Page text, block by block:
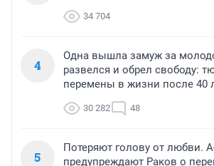
34 704
4
Одна вышла замуж за
развелся и обрел свободу:
перемены в жизни после 40
30 282 48
5
Потеряют голову от любви.
предупреждают Раков о